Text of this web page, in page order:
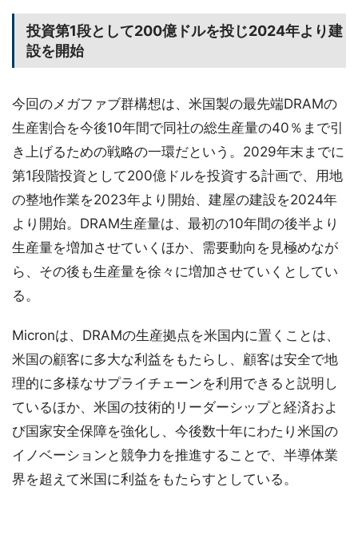
投資第1段として200億ドルを投じ2024年より建
設を開始
今回のメガファブ群構想は、米国製の最先端DRAMの
生産割合を今後10年間で同社の総生産量の40％まで引
き上げるための戦略の一環だという。2029年末までに
第1段階投資として200億ドルを投資する計画で、用地
の整地作業を2023年より開始、建屋の建設を2024年
より開始。DRAM生産量は、最初の10年間の後半より
生産量を増加させていくほか、需要動向を見極めなが
ら、その後も生産量を徐々に増加させていくとしてい
る。
Micronは、DRAMの生産拠点を米国内に置くことは、
米国の顧客に多大な利益をもたらし、顧客は安全で地
理的に多様なサプライチェーンを利用できると説明し
ているほか、米国の技術的リーダーシップと経済およ
び国家安全保障を強化し、今後数十年にわたり米国の
イノベーションと競争力を推進することで、半導体業
界を超えて米国に利益をもたらすとしている。